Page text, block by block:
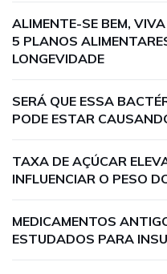
ALIMENTE-SE BEM,
5 PLANOS
LONGEVIDADE
SERÁ QUE ESSA
PODE ESTAR
TAXA DE AÇÚCAR
INFLUENCIAR O PESO
MEDICAMENTOS
ESTUDADOS PARA